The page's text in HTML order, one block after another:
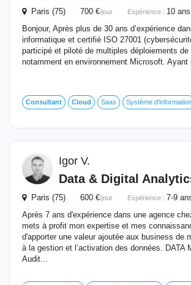
Paris (75) 700 €/jour Expérience : 10
Bonjour, Après plus de 30 ans d’expérience
informatique et certifié ISO 27001
participé et piloté de multiples déploiements
notamment en environnement Microsoft. Ayant
Consultant Cloud Saas Système d'information
Igor V.
Data & Digital
Paris (75) 600 €/jour Expérience : 7-9
Après 7 ans d'expérience dans une agence
mets à profit mon expertise et mes
d'apporter une valeur ajoutée aux business de
à la gestion et l’activation des données. DATA
Audit...